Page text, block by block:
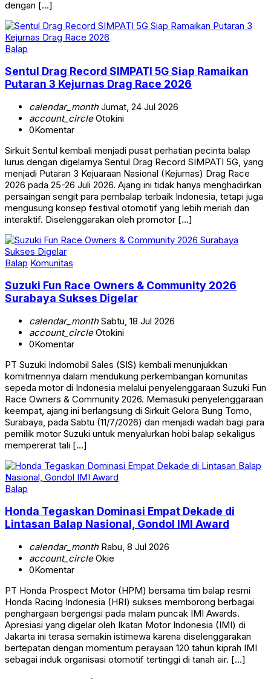
dengan […]
Balap
Sentul Drag Record SIMPATI 5G Siap Ramaikan
Putaran 3 Kejurnas Drag Race 2026
calendar_monthJumat, 24 Jul 2026
account_circleOtokini
0Komentar
Sirkuit Sentul kembali menjadi pusat perhatian pecinta balap
lurus dengan digelarnya Sentul Drag Record SIMPATI 5G, yang
menjadi Putaran 3 Kejuaraan Nasional (Kejurnas) Drag Race
2026 pada 25-26 Juli 2026. Ajang ini tidak hanya menghadirkan
persaingan sengit para pembalap terbaik Indonesia, tetapi juga
mengusung konsep festival otomotif yang lebih meriah dan
interaktif. Diselenggarakan oleh promotor […]
Balap Komunitas
Suzuki Fun Race Owners & Community 2026
Surabaya Sukses Digelar
calendar_monthSabtu, 18 Jul 2026
account_circleOtokini
0Komentar
PT Suzuki Indomobil Sales (SIS) kembali menunjukkan
komitmennya dalam mendukung perkembangan komunitas
sepeda motor di Indonesia melalui penyelenggaraan Suzuki Fun
Race Owners & Community 2026. Memasuki penyelenggaraan
keempat, ajang ini berlangsung di Sirkuit Gelora Bung Tomo,
Surabaya, pada Sabtu (11/7/2026) dan menjadi wadah bagi para
pemilik motor Suzuki untuk menyalurkan hobi balap sekaligus
mempererat tali […]
Balap
Honda Tegaskan Dominasi Empat Dekade di
Lintasan Balap Nasional, Gondol IMI Award
calendar_monthRabu, 8 Jul 2026
account_circleOkie
0Komentar
PT Honda Prospect Motor (HPM) bersama tim balap resmi
Honda Racing Indonesia (HRI) sukses memborong berbagai
penghargaan bergengsi pada malam puncak IMI Awards.
Apresiasi yang digelar oleh Ikatan Motor Indonesia (IMI) di
Jakarta ini terasa semakin istimewa karena diselenggarakan
bertepatan dengan momentum perayaan 120 tahun kiprah IMI
sebagai induk organisasi otomotif tertinggi di tanah air. […]